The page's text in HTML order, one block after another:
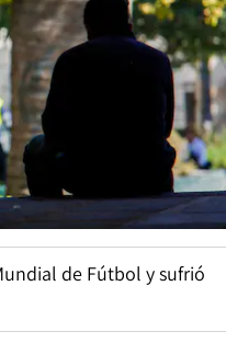
de Fútbol y sufrió